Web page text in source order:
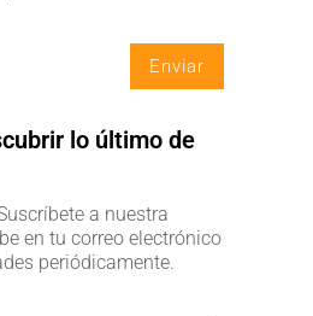
lo último de
a nuestra
en tu correo electrónico
periódicamente.